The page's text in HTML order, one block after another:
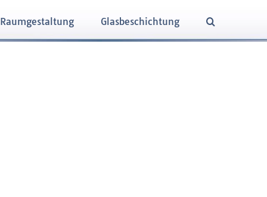
Raumgestaltung Glasbeschichtung